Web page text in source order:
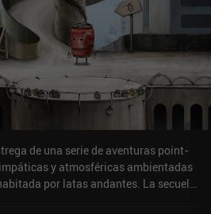
de una serie de aventuras point-
y atmosféricas ambientadas
por latas andantes. La secuela